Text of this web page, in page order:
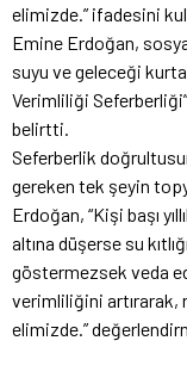
elimizde.” ifadesini
Emine Erdoğan,
suyu ve geleceği
Verimliliği
belirtti.
Seferberlik
gereken tek şeyin
Erdoğan, “Kişi başı
altına düşerse su
göstermezsek veda
verimliliğini artırarak,
elimizde.”